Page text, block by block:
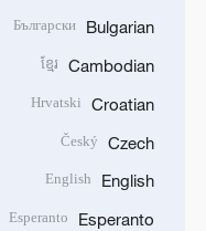
Bulgarian
Български
Cambodian
ខ្មែរ
Croatian
Hrvatski
Czech
Český
English
English
Esperanto
Esperanto